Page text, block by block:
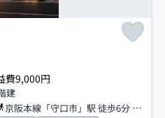
費9,000円
建
京阪本線「守口市」駅 徒歩6分 地下